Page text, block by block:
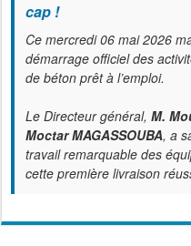
cap !
Ce mercredi 06 mai 2026
démarrage officiel des
de béton prêt à l’emploi.
Le Directeur général, M.
Moctar MAGASSOUBA, a
travail remarquable des
cette première livraison